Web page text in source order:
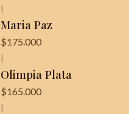
Maria Paz
$175.000
Olimpia Plata
$165.000